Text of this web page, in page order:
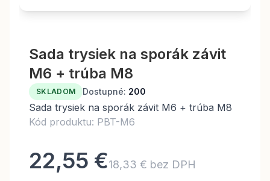
Sada trysiek na sporák závit
M6 + trúba M8
SKLADOM Dostupné: 200
Sada trysiek na sporák závit M6 + trúba M8
Kód produktu: PBT-M6
22,55 €18,33 € bez DPH